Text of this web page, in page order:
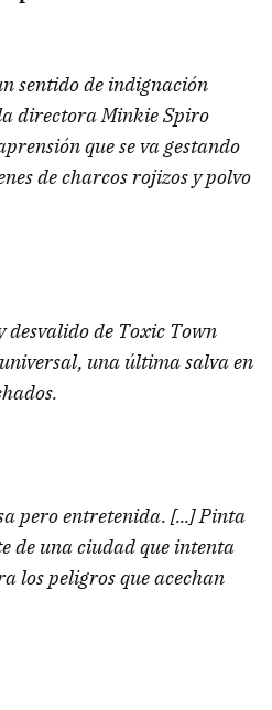
sentido de indignación
directora Minkie Spiro
que se va gestando
de charcos rojizos y polvo
de Toxic Town
una última salva en
pero entretenida. [...] Pinta
de una ciudad que intenta
los peligros que acechan